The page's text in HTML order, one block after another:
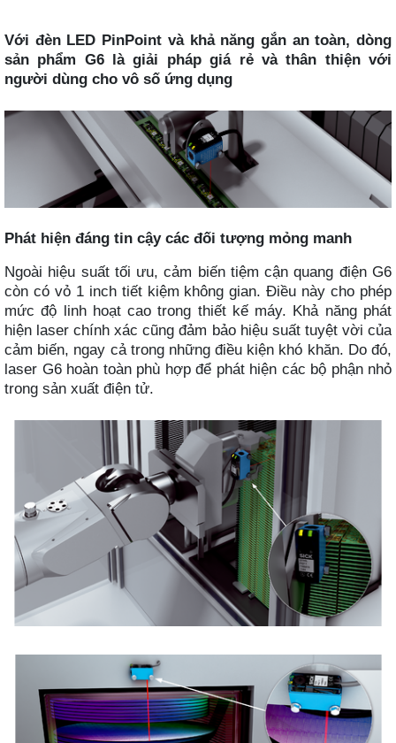
Với đèn LED PinPoint và khả năng gắn an toàn, dòng
sản phẩm G6 là giải pháp giá rẻ và thân thiện với
người dùng cho vô số ứng dụng
Phát hiện đáng tin cậy các đối tượng mỏng manh
Ngoài hiệu suất tối ưu, cảm biến tiệm cận quang điện G6
còn có vỏ 1 inch tiết kiệm không gian. Điều này cho phép
mức độ linh hoạt cao trong thiết kế máy. Khả năng phát
hiện laser chính xác cũng đảm bảo hiệu suất tuyệt vời của
cảm biến, ngay cả trong những điều kiện khó khăn. Do đó,
laser G6 hoàn toàn phù hợp để phát hiện các bộ phận nhỏ
trong sản xuất điện tử.